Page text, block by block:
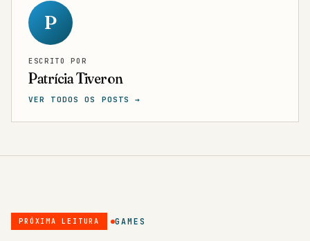
P
ESCRITO POR
Patrícia Tiveron
VER TODOS OS POSTS →
PRÓXIMA LEITURA GAMES